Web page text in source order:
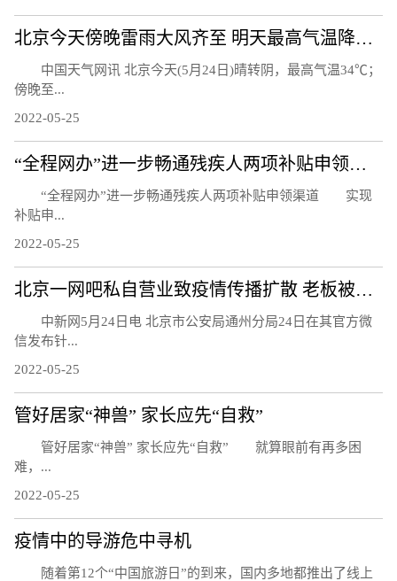
北京今天傍晚雷雨大风齐至 明天最高气温降至30℃以下
中国天气网讯 北京今天(5月24日)晴转阴，最高气温34℃；
傍晚至...
2022-05-25
“全程网办”进一步畅通残疾人两项补贴申领渠道
“全程网办”进一步畅通残疾人两项补贴申领渠道 实现
补贴申...
2022-05-25
北京一网吧私自营业致疫情传播扩散 老板被刑事立案调查
中新网5月24日电 北京市公安局通州分局24日在其官方微
信发布针...
2022-05-25
管好居家“神兽” 家长应先“自救”
管好居家“神兽” 家长应先“自救” 就算眼前有再多困
难，...
2022-05-25
疫情中的导游危中寻机
随着第12个“中国旅游日”的到来，国内多地都推出了线上